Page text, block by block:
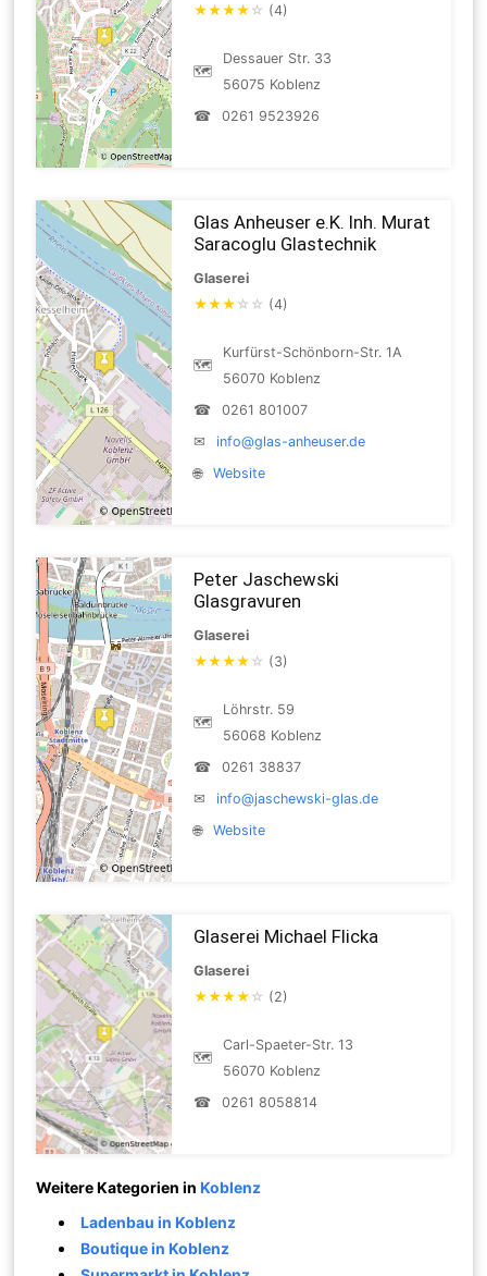
★★★★ ☆ (4)
🗺
Dessauer Str. 33
56075 Koblenz
☎
0261 9523926
Glas Anheuser e.K. Inh. Murat
Saracoglu Glastechnik
Glaserei
★★★ ☆ ☆ (4)
🗺
Kurfürst-Schönborn-Str. 1A
56070 Koblenz
☎
0261 801007
✉
info@glas-anheuser.de
🌐
Website
Peter Jaschewski
Glasgravuren
Glaserei
★★★★ ☆ (3)
🗺
Löhrstr. 59
56068 Koblenz
☎
0261 38837
✉
info@jaschewski-glas.de
🌐
Website
Glaserei Michael Flicka
Glaserei
★★★★ ☆ (2)
🗺
Carl-Spaeter-Str. 13
56070 Koblenz
☎
0261 8058814
Weitere Kategorien inKoblenz
Ladenbau in Koblenz
Boutique in Koblenz